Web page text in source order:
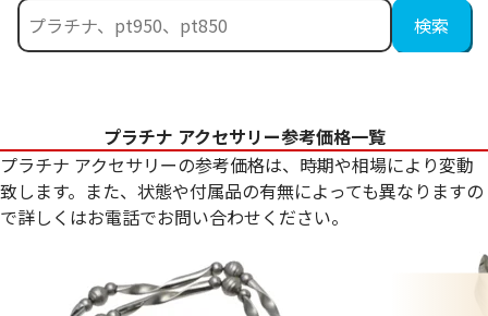
プラチナ アクセサリー参考価格一覧
プラチナ アクセサリーの参考価格は、時期や相場により変動
致します。また、状態や付属品の有無によっても異なりますの
で詳しくはお電話でお問い合わせください。